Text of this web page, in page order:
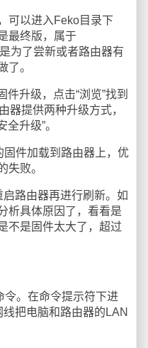
可以进入Feko目录下
最终版，属于
为了尝新或者路由器有
了。
升级，点击“浏览”找到
器提供两种升级方式，
全升级”。
件加载到路由器上，优
失败。
路由器再进行刷新。如
析具体原因了，看看是
不是固件太大了，超过
。在命令提示符下进
把电脑和路由器的LAN